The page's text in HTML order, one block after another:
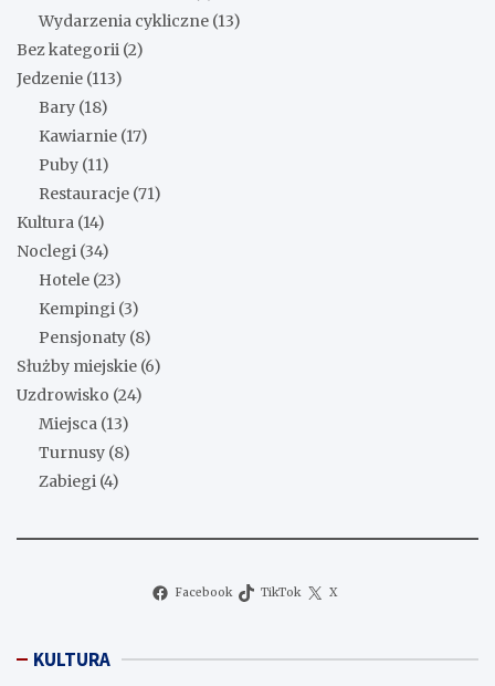
Wydarzenia cykliczne (13)
Bez kategorii (2)
Jedzenie (113)
Bary (18)
Kawiarnie (17)
Puby (11)
Restauracje (71)
Kultura (14)
Noclegi (34)
Hotele (23)
Kempingi (3)
Pensjonaty (8)
Służby miejskie (6)
Uzdrowisko (24)
Miejsca (13)
Turnusy (8)
Zabiegi (4)
Facebook TikTok X
KULTURA